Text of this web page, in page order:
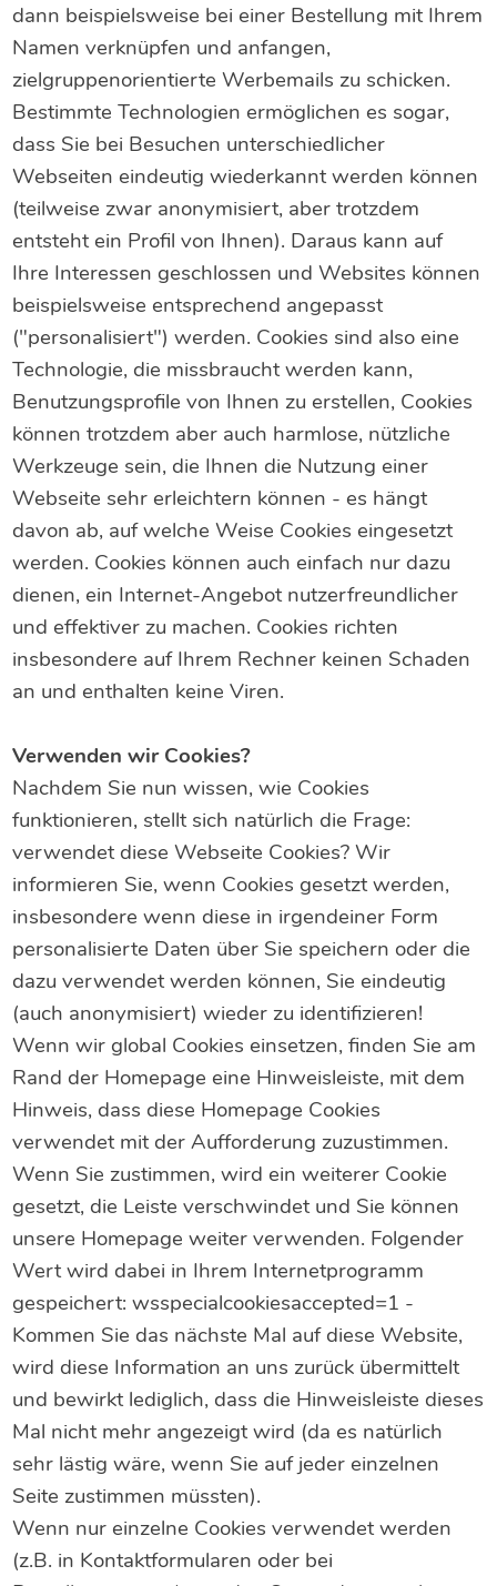
dann beispielsweise bei einer Bestellung mit Ihrem
Namen verknüpfen und anfangen,
zielgruppenorientierte Werbemails zu schicken.
Bestimmte Technologien ermöglichen es sogar,
dass Sie bei Besuchen unterschiedlicher
Webseiten eindeutig wiederkannt werden können
(teilweise zwar anonymisiert, aber trotzdem
entsteht ein Profil von Ihnen). Daraus kann auf
Ihre Interessen geschlossen und Websites können
beispielsweise entsprechend angepasst
("personalisiert") werden. Cookies sind also eine
Technologie, die missbraucht werden kann,
Benutzungsprofile von Ihnen zu erstellen, Cookies
können trotzdem aber auch harmlose, nützliche
Werkzeuge sein, die Ihnen die Nutzung einer
Webseite sehr erleichtern können - es hängt
davon ab, auf welche Weise Cookies eingesetzt
werden. Cookies können auch einfach nur dazu
dienen, ein Internet-Angebot nutzerfreundlicher
und effektiver zu machen. Cookies richten
insbesondere auf Ihrem Rechner keinen Schaden
an und enthalten keine Viren.
Verwenden wir Cookies?
Nachdem Sie nun wissen, wie Cookies
funktionieren, stellt sich natürlich die Frage:
verwendet diese Webseite Cookies? Wir
informieren Sie, wenn Cookies gesetzt werden,
insbesondere wenn diese in irgendeiner Form
personalisierte Daten über Sie speichern oder die
dazu verwendet werden können, Sie eindeutig
(auch anonymisiert) wieder zu identifizieren!
Wenn wir global Cookies einsetzen, finden Sie am
Rand der Homepage eine Hinweisleiste, mit dem
Hinweis, dass diese Homepage Cookies
verwendet mit der Aufforderung zuzustimmen.
Wenn Sie zustimmen, wird ein weiterer Cookie
gesetzt, die Leiste verschwindet und Sie können
unsere Homepage weiter verwenden. Folgender
Wert wird dabei in Ihrem Internetprogramm
gespeichert: wsspecialcookiesaccepted=1 -
Kommen Sie das nächste Mal auf diese Website,
wird diese Information an uns zurück übermittelt
und bewirkt lediglich, dass die Hinweisleiste dieses
Mal nicht mehr angezeigt wird (da es natürlich
sehr lästig wäre, wenn Sie auf jeder einzelnen
Seite zustimmen müssten).
Wenn nur einzelne Cookies verwendet werden
(z.B. in Kontaktformularen oder bei